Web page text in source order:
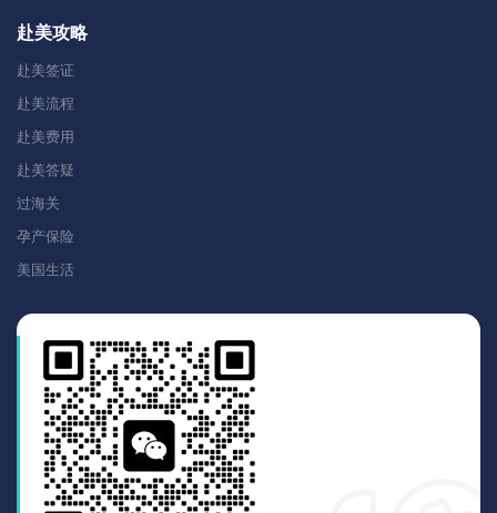
赴美攻略
赴美签证
赴美流程
赴美费用
赴美答疑
过海关
孕产保险
美国生活